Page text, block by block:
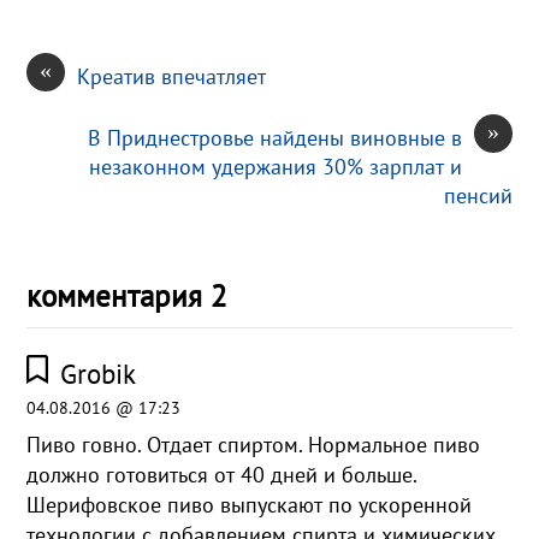
« Креатив впечатляет
»
В Приднестровье найдены виновные в
незаконном удержания 30% зарплат и
пенсий
комментария 2
Grobik
04.08.2016 @ 17:23
Пиво говно. Отдает спиртом. Нормальное пиво
должно готовиться от 40 дней и больше.
Шерифовское пиво выпускают по ускоренной